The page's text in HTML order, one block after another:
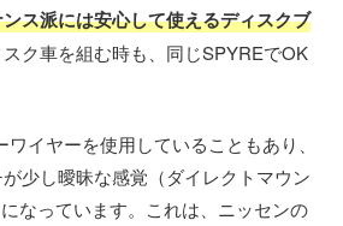
ス派には安心して使えるディスクブ
ク車を組む時も、同じSPYREでOK
イヤーを使用していることもあり、
少し曖昧な感覚（ダイレクトマウン
なっています。これは、ニッセンの